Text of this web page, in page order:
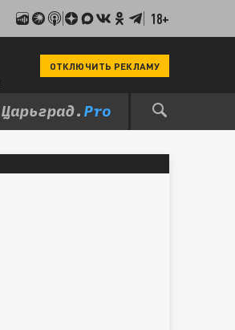
18+
ОТКЛЮЧИТЬ РЕКЛАМУ